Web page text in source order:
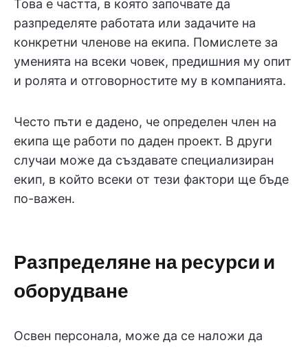
Това е частта, в която започвате да
разпределяте работата или задачите на
конкретни членове на екипа. Помислете за
уменията на всеки човек, предишния му опит
и ролята и отговорностите му в компанията.
Често пъти е дадено, че определен член на
екипа ще работи по даден проект. В други
случаи може да създавате специализиран
екип, в който всеки от тези фактори ще бъде
по-важен.
Разпределяне на ресурси и
оборудване
Освен персонала, може да се наложи да